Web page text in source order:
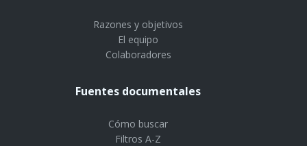
Razones y objetivos
El equipo
Colaboradores
Fuentes documentales
Cómo buscar
Filtros A-Z